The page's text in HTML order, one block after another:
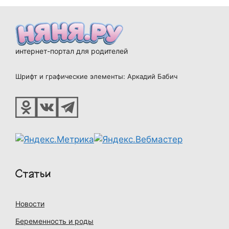
интернет-портал для родителей
Шрифт и графические элементы: Аркадий Бабич
Статьи
Новости
Беременность и роды